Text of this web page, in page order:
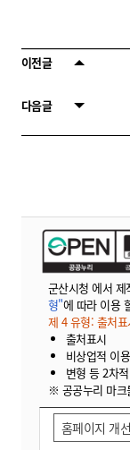
이전글
다음글
군산시청 에서 제
형"에 따라 이용
제 4 유형: 출처
출처표시
비상업적 이
변형 등 2차
※ 공공누리 마크
홈페이지 개